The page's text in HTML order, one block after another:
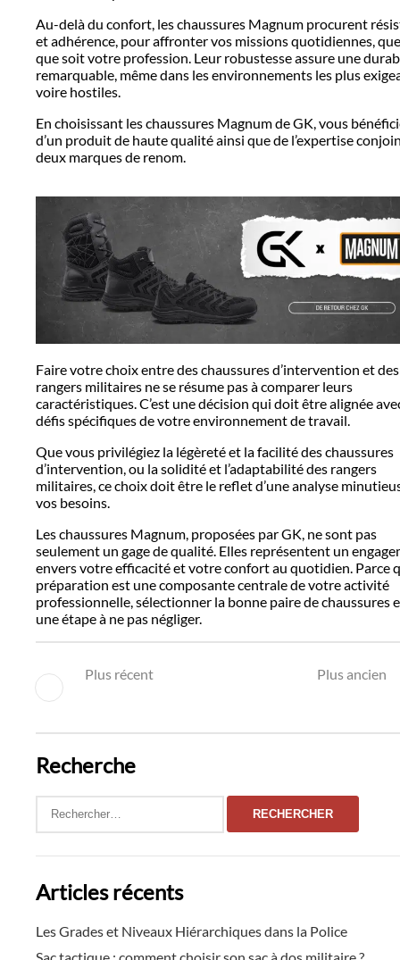
Au-delà du confort, les chaussures Magnum procurent
et adhérence, pour affronter vos missions quotidiennes,
que soit votre profession. Leur robustesse assure une
remarquable, même dans les environnements les plus
voire hostiles.
En choisissant les chaussures Magnum de GK, vous
d’un produit de haute qualité ainsi que de l’expertise
deux marques de renom.
Faire votre choix entre des chaussures d’intervention et des
rangers militaires ne se résume pas à comparer leurs
caractéristiques. C’est une décision qui doit être alignée
défis spécifiques de votre environnement de travail.
Que vous privilégiez la légèreté et la facilité des chaussures
d’intervention, ou la solidité et l’adaptabilité des rangers
militaires, ce choix doit être le reflet d’une analyse
vos besoins.
Les chaussures Magnum, proposées par GK, ne sont pas
seulement un gage de qualité. Elles représentent un
envers votre efficacité et votre confort au quotidien. Parce
préparation est une composante centrale de votre activité
professionnelle, sélectionner la bonne paire de chaussures
une étape à ne pas négliger.
Plus récent Plus ancien
Recherche
Rechercher :
Articles récents
Les Grades et Niveaux Hiérarchiques dans la Police
Sac tactique : comment choisir son sac à dos militaire ?